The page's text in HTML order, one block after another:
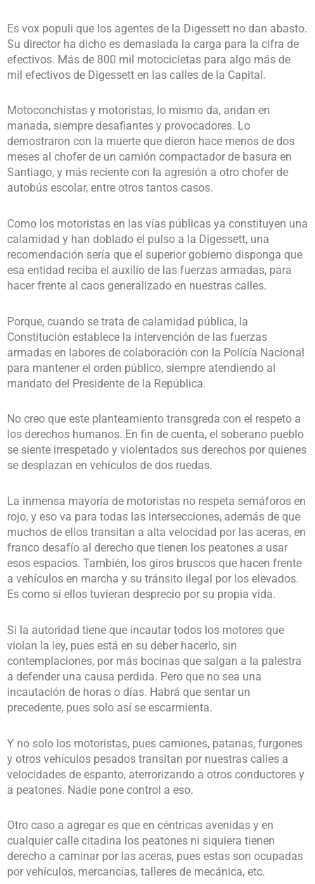
Es vox populi que los agentes de la Digessett no dan abasto.
Su director ha dicho es demasiada la carga para la cifra de
efectivos. Más de 800 mil motocicletas para algo más de
mil efectivos de Digessett en las calles de la Capital.
Motoconchistas y motoristas, lo mismo da, andan en
manada, siempre desafiantes y provocadores. Lo
demostraron con la muerte que dieron hace menos de dos
meses al chofer de un camión compactador de basura en
Santiago, y más reciente con la agresión a otro chofer de
autobús escolar, entre otros tantos casos.
Como los motoristas en las vías públicas ya constituyen una
calamidad y han doblado el pulso a la Digessett, una
recomendación sería que el superior gobierno disponga que
esa entidad reciba el auxilio de las fuerzas armadas, para
hacer frente al caos generalizado en nuestras calles.
Porque, cuando se trata de calamidad pública, la
Constitución establece la intervención de las fuerzas
armadas en labores de colaboración con la Policía Nacional
para mantener el orden público, siempre atendiendo al
mandato del Presidente de la República.
No creo que este planteamiento transgreda con el respeto a
los derechos humanos. En fin de cuenta, el soberano pueblo
se siente irrespetado y violentados sus derechos por quienes
se desplazan en vehículos de dos ruedas.
La inmensa mayoría de motoristas no respeta semáforos en
rojo, y eso va para todas las intersecciones, además de que
muchos de ellos transitan a alta velocidad por las aceras, en
franco desafío al derecho que tienen los peatones a usar
esos espacios. También, los giros bruscos que hacen frente
a vehículos en marcha y su tránsito ilegal por los elevados.
Es como si ellos tuvieran desprecio por su propia vida.
Si la autoridad tiene que incautar todos los motores que
violan la ley, pues está en su deber hacerlo, sin
contemplaciones, por más bocinas que salgan a la palestra
a defender una causa perdida. Pero que no sea una
incautación de horas o días. Habrá que sentar un
precedente, pues solo así se escarmienta.
Y no solo los motoristas, pues camiones, patanas, furgones
y otros vehículos pesados transitan por nuestras calles a
velocidades de espanto, aterrorizando a otros conductores y
a peatones. Nadie pone control a eso.
Otro caso a agregar es que en céntricas avenidas y en
cualquier calle citadina los peatones ni siquiera tienen
derecho a caminar por las aceras, pues estas son ocupadas
por vehículos, mercancías, talleres de mecánica, etc.